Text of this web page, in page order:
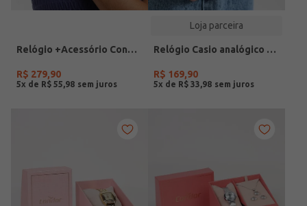
Relógio +Acessório Condor Feminino DOURADO
R$ 279,90
5x de R$ 55 98
Loja parceira
Relógio Casio analógico MW-240-4BVDF-SC
R$ 169,90
5x de R$ 33 98